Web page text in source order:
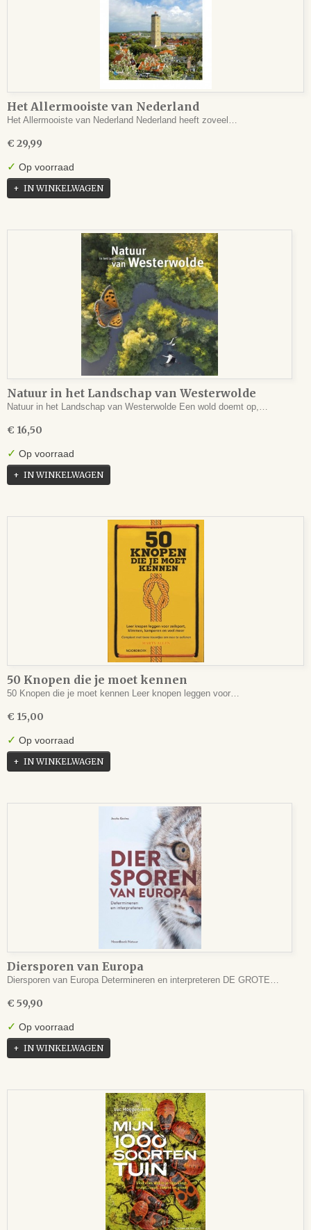
Het Allermooiste van Nederland
Het Allermooiste van Nederland Nederland heeft zoveel…
€ 29,99
✓ Op voorraad
IN WINKELWAGEN
Natuur in het Landschap van Westerwolde
Natuur in het Landschap van Westerwolde Een wold doemt op,…
€ 16,50
✓ Op voorraad
IN WINKELWAGEN
50 Knopen die je moet kennen
50 Knopen die je moet kennen Leer knopen leggen voor…
€ 15,00
✓ Op voorraad
IN WINKELWAGEN
Diersporen van Europa
Diersporen van Europa Determineren en interpreteren DE GROTE…
€ 59,90
✓ Op voorraad
IN WINKELWAGEN